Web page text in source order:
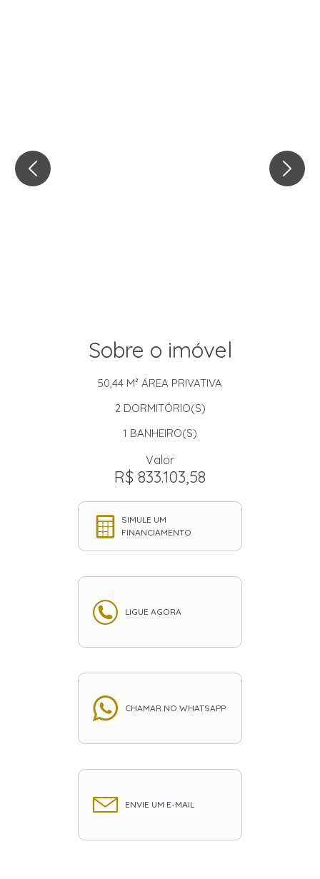
Sobre o imóvel
50,44 M² ÁREA PRIVATIVA
2DORMITÓRIO(S)
1 BANHEIRO(S)
Valor
R$ 833.103,58
SIMULE UM
FINANCIAMENTO
LIGUE AGORA
CHAMAR NO WHATSAPP
ENVIE UM E-MAIL